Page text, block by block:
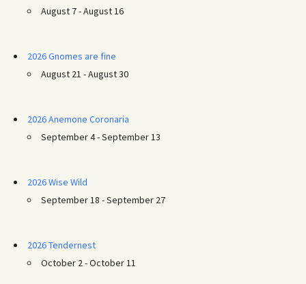
August 7 - August 16
2026 Gnomes are fine
August 21 - August 30
2026 Anemone Coronaria
September 4 - September 13
2026 Wise Wild
September 18 - September 27
2026 Tendernest
October 2 - October 11